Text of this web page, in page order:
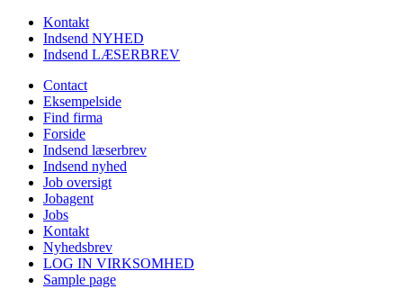
Kontakt
Indsend NYHED
Indsend LÆSERBREV
Contact
Eksempelside
Find firma
Forside
Indsend læserbrev
Indsend nyhed
Job oversigt
Jobagent
Jobs
Kontakt
Nyhedsbrev
LOG IN VIRKSOMHED
Sample page